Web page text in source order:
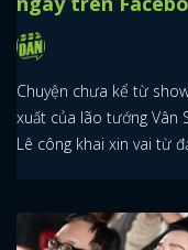
Chuyện chưa kể từ
xuất của lão tướng Vân
Lê công khai xin vai từ